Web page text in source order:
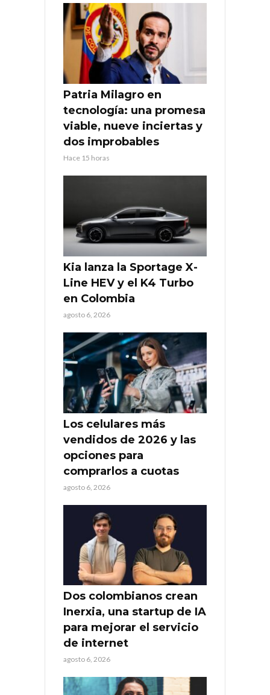
Patria Milagro en
tecnología: una promesa
viable, nueve inciertas y
dos improbables
Hace 15 horas
Kia lanza la Sportage X-
Line HEV y el K4 Turbo
en Colombia
agosto 6, 2026
Los celulares más
vendidos de 2026 y las
opciones para
comprarlos a cuotas
agosto 6, 2026
Dos colombianos crean
Inerxia, una startup de IA
para mejorar el servicio
de internet
agosto 6, 2026